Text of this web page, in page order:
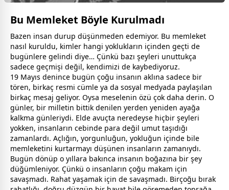
Bu Memleket Böyle Kurulmadı
Bazen insan durup düşünmeden edemiyor. Bu memleket
nasıl kuruldu, kimler hangi yoklukların içinden geçti de
bugünlere gelindi diye… Çünkü bazı şeyleri unuttukça
sadece geçmişi değil, kendimizi de kaybediyoruz.
19 Mayıs denince bugün çoğu insanın aklına sadece bir
tören, birkaç resmi cümle ya da sosyal medyada paylaşılan
birkaç mesaj geliyor. Oysa meselenin özü çok daha derin. O
günler, bir milletin bittik denilen yerden yeniden ayağa
kalkma günleriydi. Elde avuçta neredeyse hiçbir şeyleri
yokken, insanların cebinde para değil umut taşıdığı
zamanlardı. Açlığın, yorgunluğun, yokluğun içinde bile
memleketini kurtarmayı düşünen insanların zamanıydı.
Bugün dönüp o yıllara bakınca insanın boğazına bir şey
düğümleniyor. Çünkü o insanların çoğu makam için
savaşmadı. Rahat yaşamak için de savaşmadı. Birçoğu bırak